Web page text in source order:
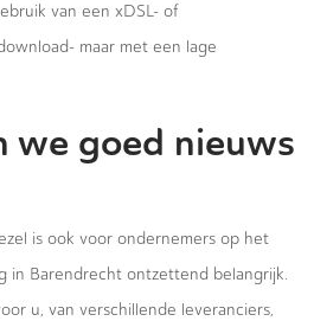
van een xDSL- of
maar met een lage
we goed nieuws
is ook voor ondernemers op het
in Barendrecht ontzettend belangrijk.
u, van verschillende leveranciers,